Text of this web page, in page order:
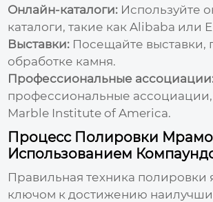
Онлайн-каталоги: Используйте
каталоги, такие как Alibaba или
Выставки: Посещайте выставки,
обработке камня.
Профессиональные
профессиональные ассоциации,
Marble Institute of America.
Процесс Полировки
Использованием
Правильная техника полировки
ключом к достижению